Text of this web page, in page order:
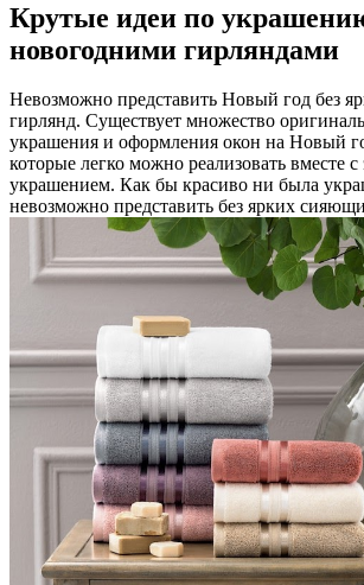
Крутые идеи по
новогодними гирляндами
Невозможно представить Новый год без
гирлянд. Существует множество
украшения и оформления окон на Новый
которые легко можно реализовать вместе
украшением. Как бы красиво ни была
невозможно представить без ярких